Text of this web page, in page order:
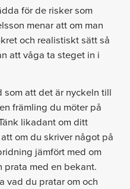
för de risker som
menar att om man
och realistiskt sätt så
att våga ta steget in i
som att det är nyckeln till
främling du möter på
likadant om ditt
om du skriver något på
jämfört med om
prata med en bekant.
vad du pratar om och